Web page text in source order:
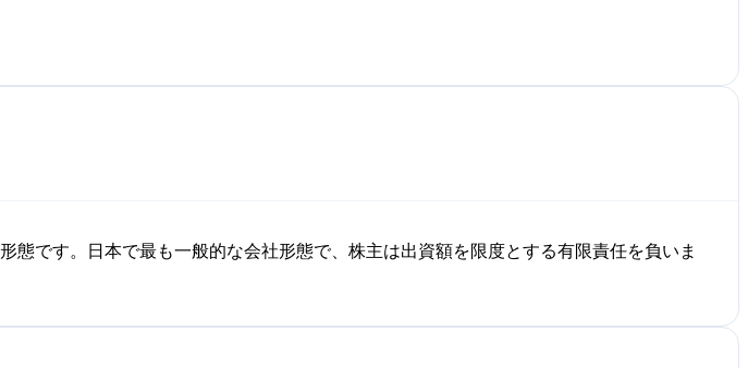
です。日本で最も一般的な会社形態で、株主は出資額を限度とする有限責任を負いま